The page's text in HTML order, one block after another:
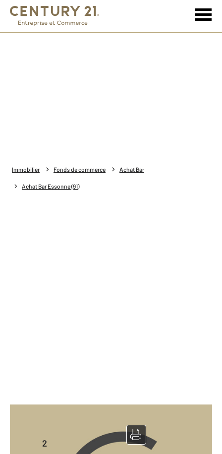
Immobilier Fonds de commerce Achat Bar
Achat Bar Essonne (91)
BarBrasserie à vendre
2 Essonne - 91